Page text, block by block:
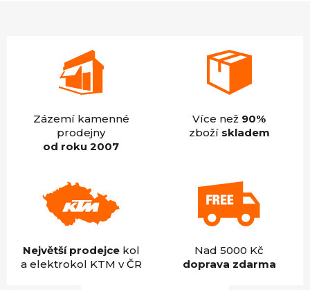
Zázemí kamenné
prodejny
od roku 2007
Více než 90%
zboží skladem
Největší prodejcekol
a elektrokol KTM v ČR
Nad 5000 Kč
doprava zdarma